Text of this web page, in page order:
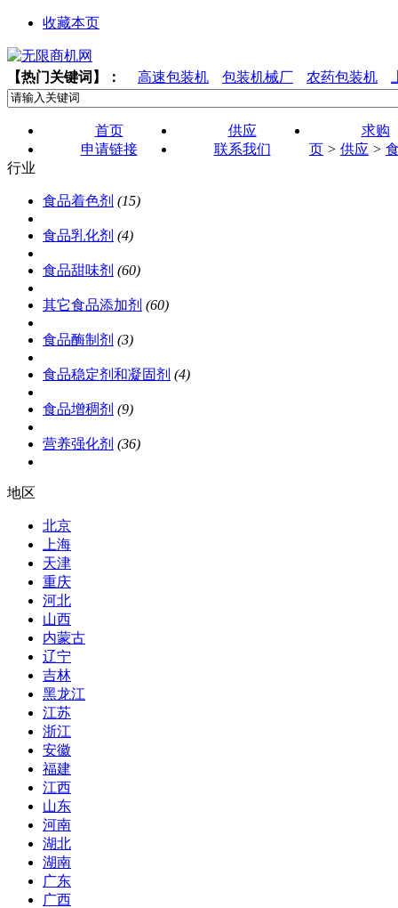
收藏本页
【热门关键词】： 高速包装机 包装机械厂 农药包装机
首页 供应
求购
申请链接
联系我们 页 > 供应 >
行业
食品着色剂 (15)
食品乳化剂 (4)
食品甜味剂 (60)
其它食品添加剂 (60)
食品酶制剂 (3)
食品稳定剂和凝固剂 (4)
食品增稠剂 (9)
营养强化剂 (36)
地区
北京
上海
天津
重庆
河北
山西
内蒙古
辽宁
吉林
黑龙江
江苏
浙江
安徽
福建
江西
山东
河南
湖北
湖南
广东
广西